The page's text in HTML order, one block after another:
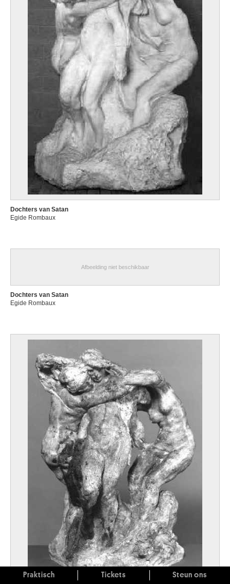
Dochters van Satan
Egide Rombaux
Afbeelding niet beschikbaar
Dochters van Satan
Egide Rombaux
Praktisch Tickets Steun ons